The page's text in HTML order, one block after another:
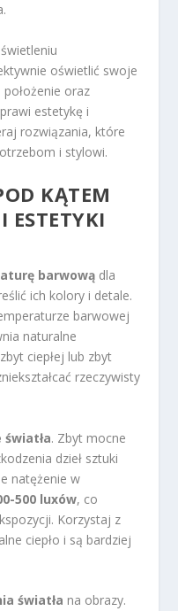
oświetlić swoje
oraz
estetykę i
rozwiązania, które
i stylowi.
KĄTEM
ESTETYKI
barwową dla
ich kolory i detale.
barwowej
naturalne
ciepłej lub zbyt
rzeczywisty
światła. Zbyt mocne
dzieł sztuki
natężenie w
500 luxów, co
Korzystaj z
ciepło i są bardziej
światła na obrazy.